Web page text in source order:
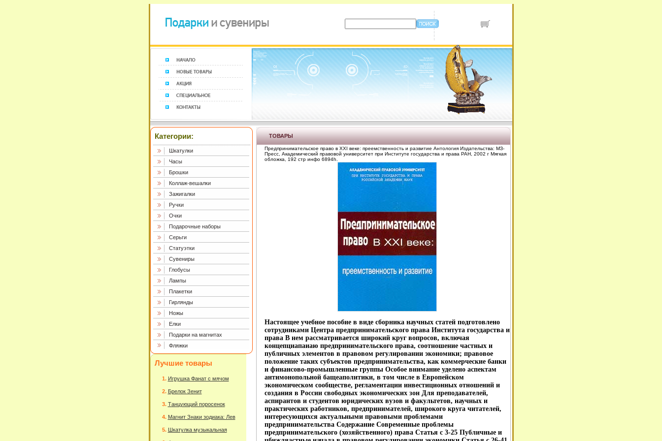
Категории:
Шкатулки
Часы
Брошки
Коллаж-вешалки
Зажигалки
Ручки
Очки
Подарочные наборы
Серьги
Статуэтки
Сувениры
Глобусы
Лампы
Плакетки
Гирлянды
Ножы
Елки
Подарки на магнитах
Фляжки
Лучшие товары
Игрушка Фанат с мячом
Брелок Зенит
Танцующий поросенок
Магнит Знаки зодиака: Лев
Шкатулка музыкальная
ТОВАРЫ
Предпринимательское право в XXI веке: преемственность и развитие Антология Издательства: МЗ-
Пресс, Академический правовой университет при Институте государства и права РАН, 2002 г Мягкая
обложка, 192 стр инфо 6894h.
Настоящее учебное пособие в виде сборника научных статей подготовлено
сотрудниками Центра предпринимательского права Института государства и
права В нем рассматривается широкий круг вопросов, включая
концепциапаиаю предпринимательского права, соотношение частных и
публичных элементов в правовом регулировании экономики; правовое
положение таких субъектов предпринимательства, как коммерческие банки
и финансово-промышленные группы Особое внимание уделено аспектам
антимонопольной бащеаполитики, в том числе в Европейском
экономическом сообществе, регламентации инвестиционных отношений и
создания в России свободных экономических зон Для преподавателей,
аспирантов и студентов юридических вузов и факультетов, научных и
практических работников, предпринимателей, широкого круга читателей,
интересующихся актуальными правовыми проблемами
предпринимательства Содержание Современные проблемы
предпринимательского (хозяйственного) права Статья c 3-25 Публичные и